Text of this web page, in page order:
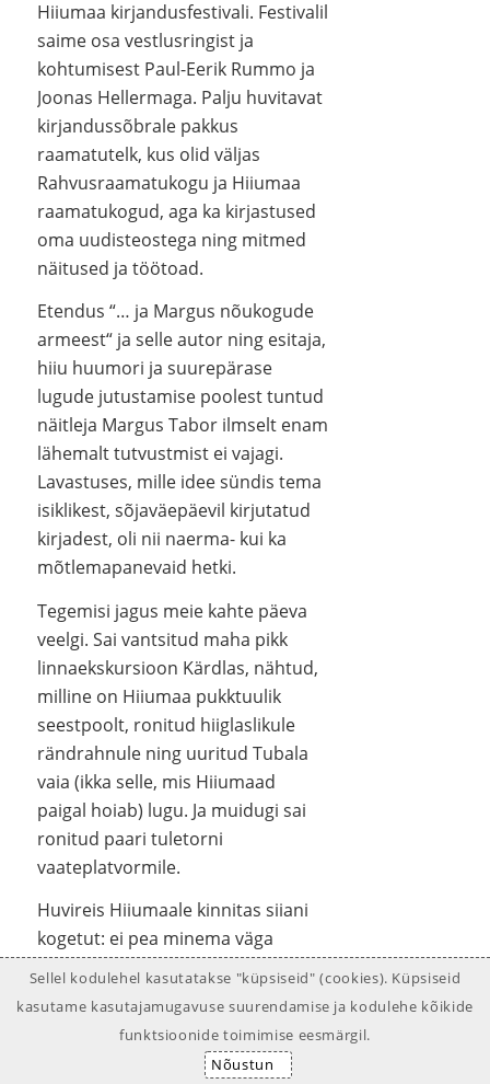
Hiiumaa kirjandusfestivali. Festivalil
saime osa vestlusringist ja
kohtumisest Paul-Eerik Rummo ja
Joonas Hellermaga. Palju huvitavat
kirjandussõbrale pakkus
raamatutelk, kus olid väljas
Rahvusraamatukogu ja Hiiumaa
raamatukogud, aga ka kirjastused
oma uudisteostega ning mitmed
näitused ja töötoad.
Etendus “… ja Margus nõukogude
armeest“ ja selle autor ning esitaja,
hiiu huumori ja suurepärase
lugude jutustamise poolest tuntud
näitleja Margus Tabor ilmselt enam
lähemalt tutvustmist ei vajagi.
Lavastuses, mille idee sündis tema
isiklikest, sõjaväepäevil kirjutatud
kirjadest, oli nii naerma- kui ka
mõtlemapanevaid hetki.
Tegemisi jagus meie kahte päeva
veelgi. Sai vantsitud maha pikk
linnaekskursioon Kärdlas, nähtud,
milline on Hiiumaa pukktuulik
seestpoolt, ronitud hiiglaslikule
rändrahnule ning uuritud Tubala
vaia (ikka selle, mis Hiiumaad
paigal hoiab) lugu. Ja muidugi sai
ronitud paari tuletorni
vaateplatvormile.
Huvireis Hiiumaale kinnitas siiani
kogetut: ei pea minema väga
kaugele kodust, et saada häid
emotsioone ja uusi teadmisi. Meie
maakonna raamatukoguhoidjad
tänavad kõiki võõrustajaid sooja
Sellel kodulehel kasutatakse "küpsiseid" (cookies). Küpsiseid
kasutame kasutajamugavuse suurendamise ja kodulehe kõikide
funktsioonide toimimise eesmärgil.
Nõustun